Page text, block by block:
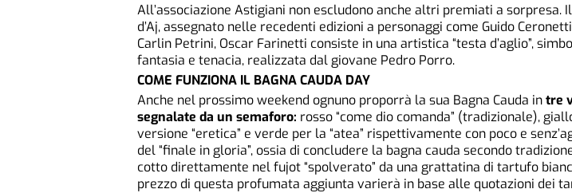
All’associazione Astigiani non escludono anche altri premiati a sorpresa.
d’Aj, assegnato nelle recedenti edizioni a personaggi come Guido
Carlin Petrini, Oscar Farinetti consiste in una artistica “testa d’aglio”,
fantasia e tenacia, realizzata dal giovane Pedro Porro.
COME FUNZIONA IL BAGNA CAUDA DAY
Anche nel prossimo weekend ognuno proporrà la sua Bagna Cauda intre
segnalate da un semaforo: rosso “come dio comanda” (tradizionale),
versione “eretica” e verde per la “atea” rispettivamente con poco e
del “finale in gloria”, ossia di concludere la bagna cauda secondo
cotto direttamente nel fujot “spolverato” da una grattatina di tartufo
prezzo di questa profumata aggiunta varierà in base alle quotazioni dei